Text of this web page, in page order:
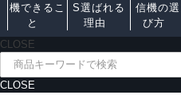
機できるこ
と
S選ばれる
理由
信機の選
び方
CLOSE
CLOSE